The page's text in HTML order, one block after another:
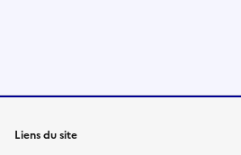
Liens du site